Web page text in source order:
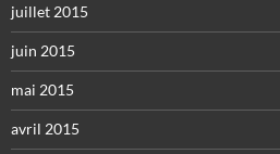
juillet 2015
juin 2015
mai 2015
avril 2015